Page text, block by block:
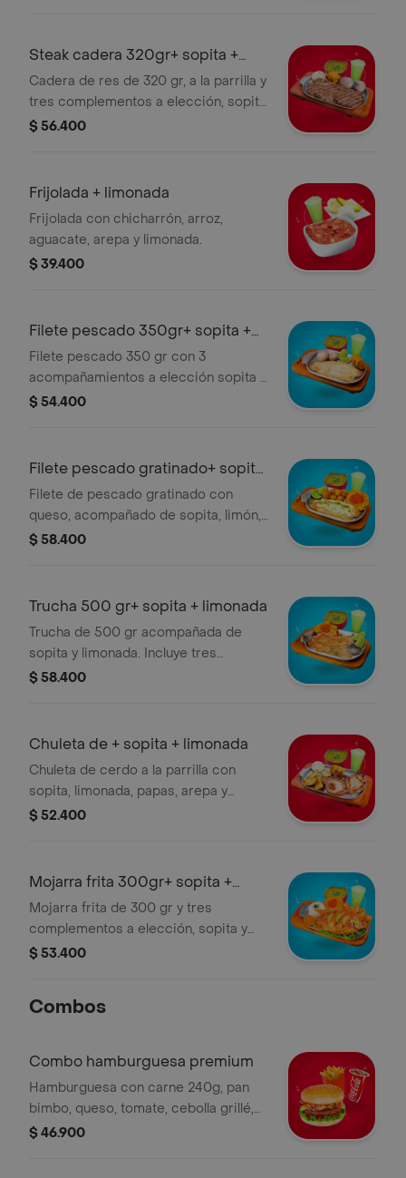
Steak cadera 320gr+ sopita +
limonada
Cadera de res de 320 gr, a la parrilla y
tres complementos a elección, sopita
y limonada.
$ 56.400
Frijolada + limonada
Frijolada con chicharrón, arroz,
aguacate, arepa y limonada.
$ 39.400
Filete pescado 350gr+ sopita +
limonada
Filete pescado 350 gr con 3
acompañamientos a elección sopita y
limonada.
$ 54.400
Filete pescado gratinado+ sopita
+ limon
Filete de pescado gratinado con
queso, acompañado de sopita, limón,
puré de papa y bebida.
$ 58.400
Trucha 500 gr+ sopita + limonada
Trucha de 500 gr acompañada de
sopita y limonada. Incluye tres
complementos a elección.
$ 58.400
Chuleta de + sopita + limonada
Chuleta de cerdo a la parrilla con
sopita, limonada, papas, arepa y
plátano.
$ 52.400
Mojarra frita 300gr+ sopita +
limonada
Mojarra frita de 300 gr y tres
complementos a elección, sopita y
limonada.
$ 53.400
Combos
Combo hamburguesa premium
Hamburguesa con carne 240g, pan
bimbo, queso, tomate, cebolla grillé,
papa a la francesa y bebida a
$ 46.900